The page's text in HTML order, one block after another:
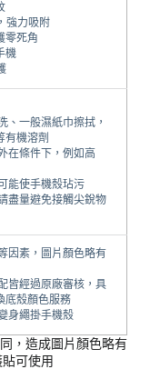
強力吸附
零死角
機
一般濕紙巾擦拭，
有機溶劑
在條件下，例如高
能使手機殼玷污
盡量避免接觸尖銳物
因素，圖片顏色略有
皆經過原廠審核，具
底殼顏色服務
身繩掛手機殼
，造成圖片顏色略有
可使用